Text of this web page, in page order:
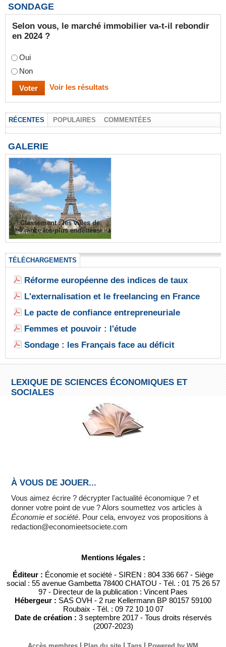
SONDAGE
Selon vous, le marché immobilier va-t-il rebondir
en 2024 ?
Oui
Non
Voir les résultats
RÉCENTES POPULAIRES COMMENTÉES
GALERIE
Classement : les villes de
France les plus endettées
TÉLÉCHARGEMENTS
Réforme européenne des indices de taux
L'externalisation et le freelancing en France
Le pacte de confiance entrepreneuriale
Femmes et pouvoir : l'étude
Sondage : les Français face au déficit
LEXIQUE DE SCIENCES ÉCONOMIQUES ET
SOCIALES
À VOUS DE JOUER...
Vous aimez écrire ? décrypter l'actualité économique ? et
donner votre point de vue ? Alors soumettez vos articles à
Économie et société. Pour cela, envoyez vos propositions à
redaction@economieetsociete.com
Mentions légales :
Éditeur : Économie et société - SIREN : 804 336 667 - Siège
social : 55 avenue Gambetta 78400 CHATOU - Tél. : 01 75 26 57
97 - Directeur de la publication : Vincent Paes
Hébergeur : SAS OVH - 2 rue Kellermann BP 80157 59100
Roubaix - Tél. : 09 72 10 10 07
Date de création : 3 septembre 2017 - Tous droits réservés
(2007-2023)
| | |